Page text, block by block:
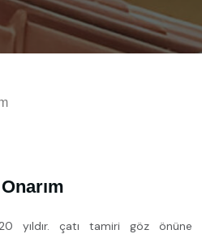
yıldır. çatı tamiri göz önüne